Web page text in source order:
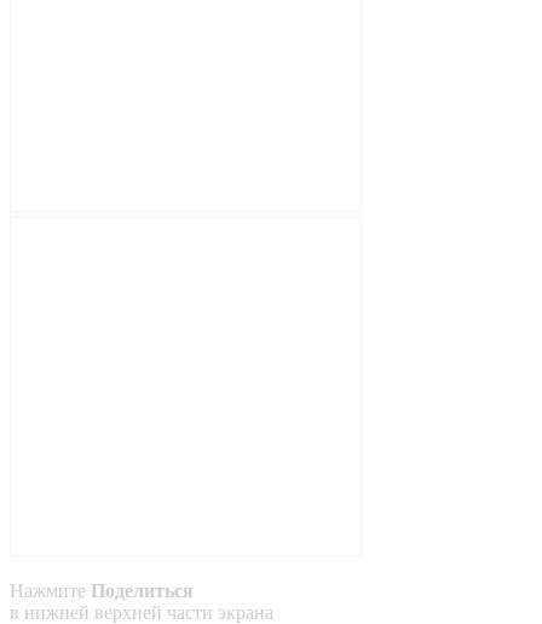
Нажмите Поделиться
в нижней верхней части экрана